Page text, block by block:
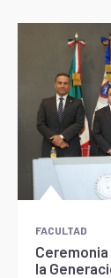
FACULTAD
Ceremonia
la